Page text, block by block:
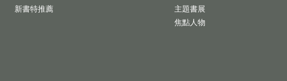
新書特推薦
主題書展
焦點人物